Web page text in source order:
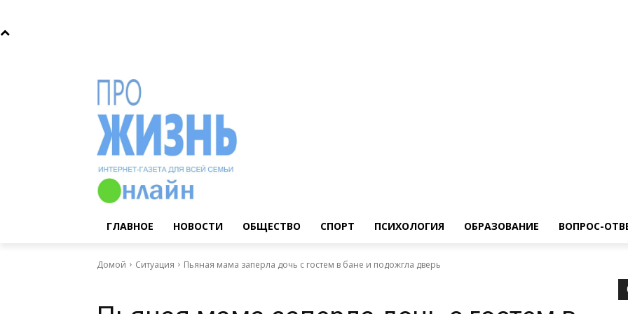
ГЛАВНОЕ НОВОСТИ ОБЩЕСТВО СПОРТ ПСИХОЛОГИЯ ОБРАЗОВАНИЕ ВОПРОС-
Домой Ситуация Пьяная мама заперла дочь с гостем в бане и подожгла дверь